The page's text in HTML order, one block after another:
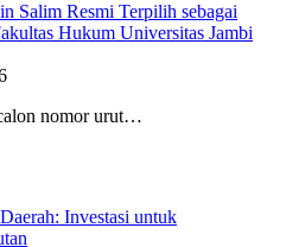
Salim Resmi Terpilih sebagai
Hukum Universitas Jambi
nomor urut…